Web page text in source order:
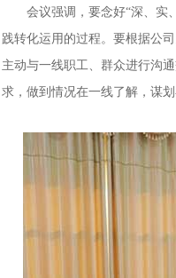
会议强调，要念好“深、实、
践转化运用的过程。要根据公
主动与一线职工、群众进行沟
求，做到情况在一线了解，谋